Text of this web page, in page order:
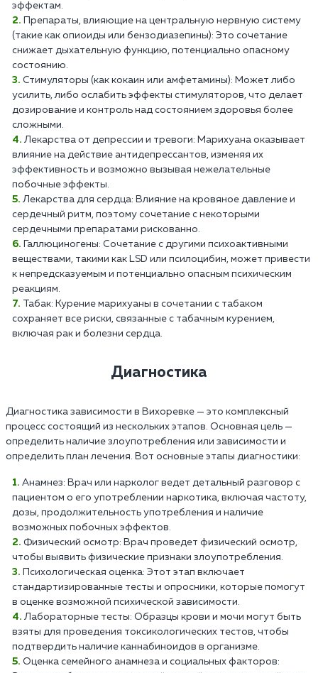
эффектам.
Препараты, влияющие на центральную нервную систему
(такие как опиоиды или бензодиазепины): Это сочетание
снижает дыхательную функцию, потенциально опасному
состоянию.
Стимуляторы (как кокаин или амфетамины): Может либо
усилить, либо ослабить эффекты стимуляторов, что делает
дозирование и контроль над состоянием здоровья более
сложными.
Лекарства от депрессии и тревоги: Марихуана оказывает
влияние на действие антидепрессантов, изменяя их
эффективность и возможно вызывая нежелательные
побочные эффекты.
Лекарства для сердца: Влияние на кровяное давление и
сердечный ритм, поэтому сочетание с некоторыми
сердечными препаратами рискованно.
Галлюциногены: Сочетание с другими психоактивными
веществами, такими как LSD или псилоцибин, может привести
к непредсказуемым и потенциально опасным психическим
реакциям.
Табак: Курение марихуаны в сочетании с табаком
сохраняет все риски, связанные с табачным курением,
включая рак и болезни сердца.
Диагностика
Диагностика зависимости в Вихоревке — это комплексный
процесс состоящий из нескольких этапов. Основная цель —
определить наличие злоупотребления или зависимости и
определить план лечения. Вот основные этапы диагностики:
Анамнез: Врач или нарколог ведет детальный разговор с
пациентом о его употреблении наркотика, включая частоту,
дозы, продолжительность употребления и наличие
возможных побочных эффектов.
Физический осмотр: Врач проведет физический осмотр,
чтобы выявить физические признаки злоупотребления.
Психологическая оценка: Этот этап включает
стандартизированные тесты и опросники, которые помогут
в оценке возможной психической зависимости.
Лабораторные тесты: Образцы крови и мочи могут быть
взяты для проведения токсикологических тестов, чтобы
подтвердить наличие каннабиноидов в организме.
Оценка семейного анамнеза и социальных факторов: